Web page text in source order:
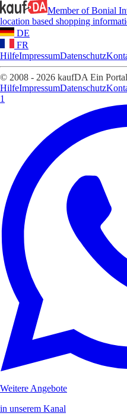
Member of Bonial
location based shopping
DE
FR
HilfeImpressumDatenschutz
© 2008 - 2026 kaufDA Ein
HilfeImpressumDatenschutz
1
Weitere Angebote
in unserem Kanal